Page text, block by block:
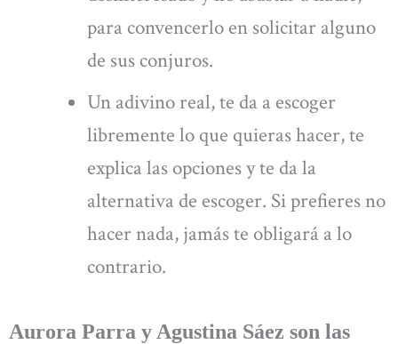
para convencerlo en solicitar alguno
de sus conjuros.
Un adivino real, te da a escoger
libremente lo que quieras hacer, te
explica las opciones y te da la
alternativa de escoger. Si prefieres no
hacer nada, jamás te obligará a lo
contrario.
Aurora Parra y Agustina Sáez son las